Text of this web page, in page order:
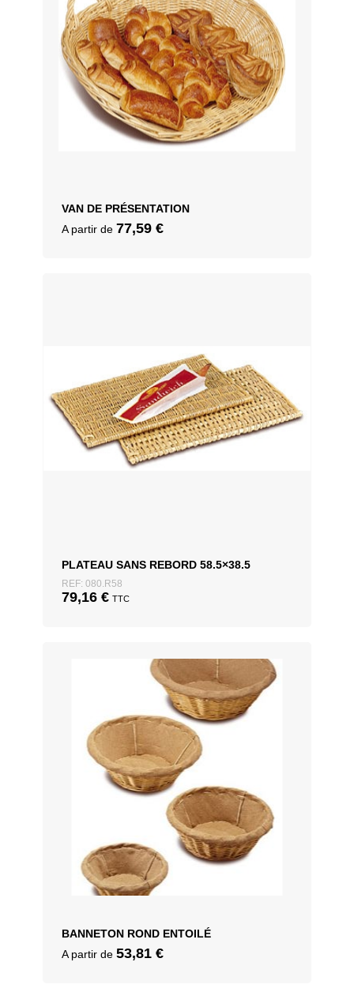
VAN DE PRÉSENTATION
A partir de 77,59 €
PLATEAU SANS REBORD 58.5×38.5
REF: 080.R58
79,16 € TTC
BANNETON ROND ENTOILÉ
A partir de 53,81 €